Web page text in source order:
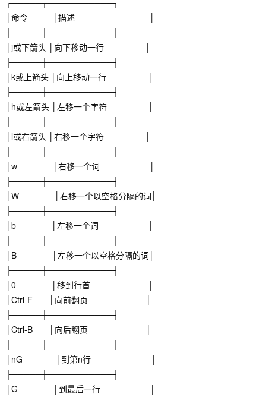
┌─────┬───────────┐
│命令 │描述 │
├─────┼───────────┤
│j或下箭头 │向下移动一行 │
├─────┼───────────┤
│k或上箭头 │向上移动一行 │
├─────┼───────────┤
│h或左箭头 │左移一个字符 │
├─────┼───────────┤
│l或右箭头 │右移一个字符 │
├─────┼───────────┤
│w │右移一个词 │
├─────┼───────────┤
│W │右移一个以空格分隔的词│
├─────┼───────────┤
│b │左移一个词 │
├─────┼───────────┤
│B │左移一个以空格分隔的词│
├─────┼───────────┤
│0 │移到行首 │
│Ctrl-F │向前翻页 │
├─────┼───────────┤
│Ctrl-B │向后翻页 │
├─────┼───────────┤
│nG │到第n行 │
├─────┼───────────┤
│G │到最后一行 │